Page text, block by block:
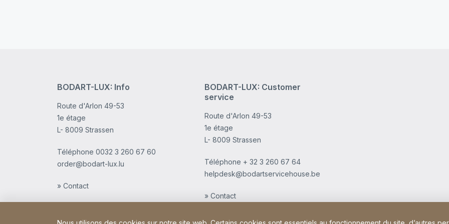
BODART-LUX: Info
Route d'Arlon 49-53
1e étage
L- 8009 Strassen
Téléphone 0032 3 260 67 60
order@bodart-lux.lu
» Contact
BODART-LUX: Customer
service
Route d'Arlon 49-53
1e étage
L- 8009 Strassen
Téléphone + 32 3 260 67 64
helpdesk@bodartservicehouse.be
» Contact